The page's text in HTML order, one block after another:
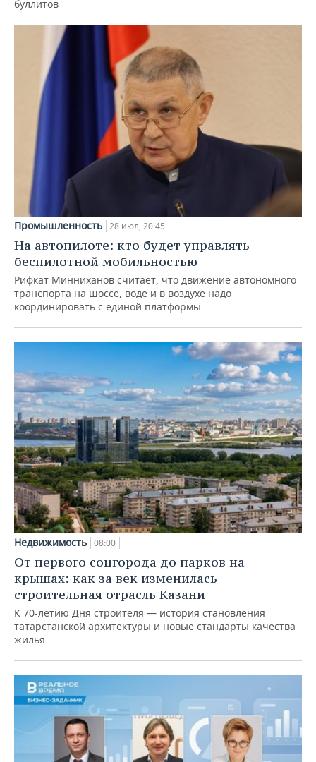
буллитов
Промышленность 28 июл, 20:45
На автопилоте: кто будет управлять
беспилотной мобильностью
Рифкат Минниханов считает, что движение автономного
транспорта на шоссе, воде и в воздухе надо
координировать с единой платформы
Недвижимость 08:00
От первого соцгорода до парков на
крышах: как за век изменилась
строительная отрасль Казани
К 70-летию Дня строителя — история становления
татарстанской архитектуры и новые стандарты качества
жилья